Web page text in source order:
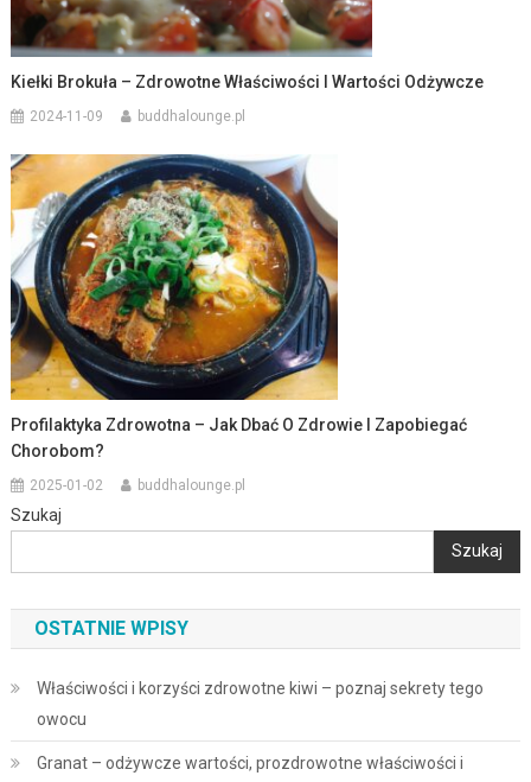
Kiełki Brokuła – Zdrowotne Właściwości I Wartości Odżywcze
2024-11-09 buddhalounge.pl
Profilaktyka Zdrowotna – Jak Dbać O Zdrowie I Zapobiegać
Chorobom?
2025-01-02 buddhalounge.pl
Szukaj
Szukaj
OSTATNIE WPISY
Właściwości i korzyści zdrowotne kiwi – poznaj sekrety tego
owocu
Granat – odżywcze wartości, prozdrowotne właściwości i